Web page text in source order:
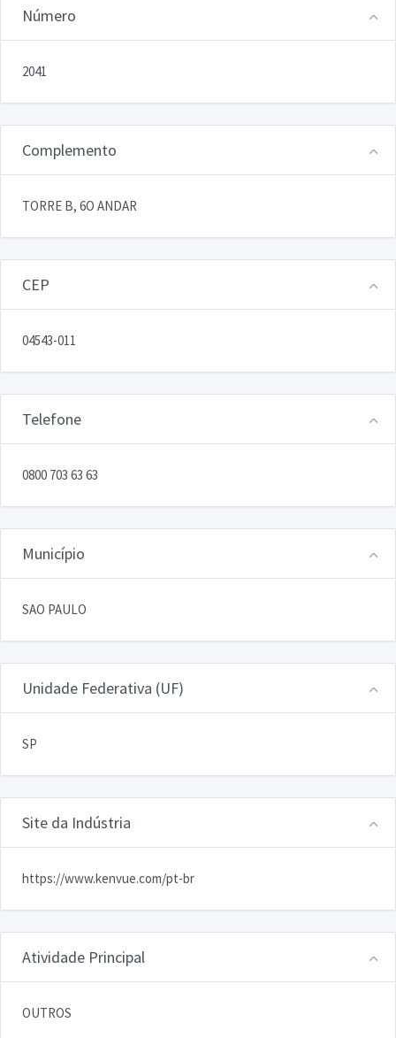
Número
2041
Complemento
TORRE B, 6O ANDAR
CEP
04543-011
Telefone
0800 703 63 63
Município
SAO PAULO
Unidade Federativa (UF)
SP
Site da Indústria
https://www.kenvue.com/pt-br
Atividade Principal
OUTROS